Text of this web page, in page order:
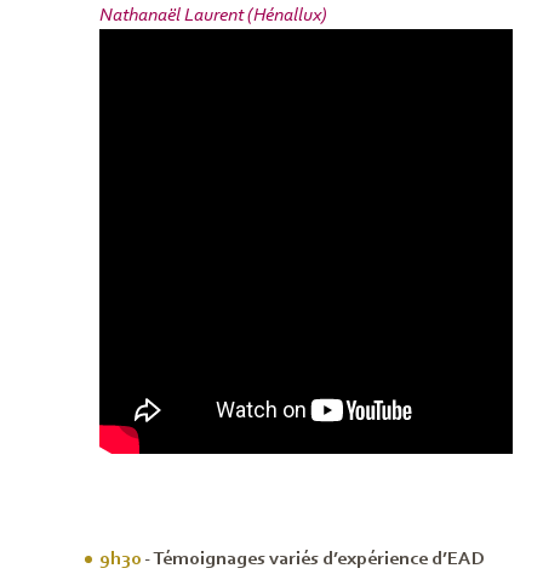
Nathanaël Laurent (Hénallux)
9h30- Témoignages variés d’expérience d’EAD